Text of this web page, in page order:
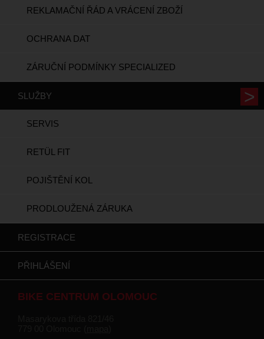
REKLAMAČNÍ ŘÁD A VRÁCENÍ ZBOŽÍ
OCHRANA DAT
ZÁRUČNÍ PODMÍNKY SPECIALIZED
SLUŽBY
SERVIS
RETÜL FIT
POJIŠTĚNÍ KOL
PRODLOUŽENÁ ZÁRUKA
REGISTRACE
PŘIHLÁŠENÍ
BIKE CENTRUM OLOMOUC